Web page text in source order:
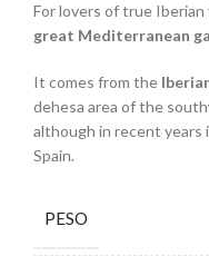
For lovers of true Iberian
great Mediterranean
It comes from the
dehesa area of the
although in recent years
Spain.
PESO